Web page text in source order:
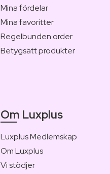
Mina fördelar
Mina favoritter
Regelbunden order
Betygsätt produkter
Om Luxplus
Luxplus Medlemskap
Om Luxplus
Vi stödjer